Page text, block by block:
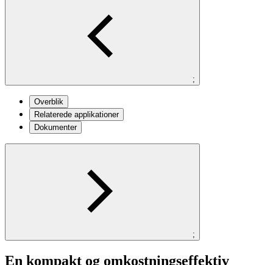
;
Overblik
Relaterede applikationer
Dokumenter
;
En kompakt og omkostningseffektiv